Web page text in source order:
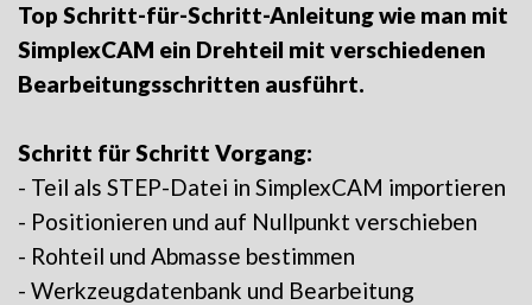
Top Schritt-für-Schritt-Anleitung wie man mit
SimplexCAM ein Drehteil mit verschiedenen
Bearbeitungsschritten ausführt.
Schritt für Schritt Vorgang:
- Teil als STEP-Datei in SimplexCAM importieren
- Positionieren und auf Nullpunkt verschieben
- Rohteil und Abmasse bestimmen
- Werkzeugdatenbank und Bearbeitung